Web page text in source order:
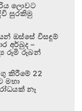
ලොවට
සුරකිමු
ඔස්සේ විසඳුම්
අර්බුද –
රූමි රූබන්
කිරීමේ 22
මහා
නෑ